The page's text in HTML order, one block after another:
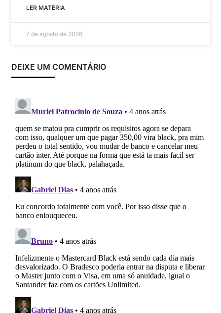
LER MATÉRIA
7 de agosto de 2026
DEIXE UM COMENTÁRIO